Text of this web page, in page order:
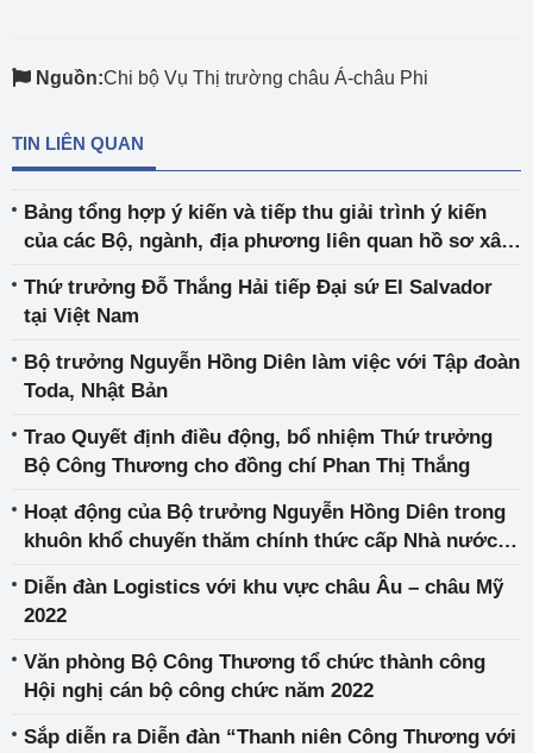
Nguồn:Chi bộ Vụ Thị trường châu Á-châu Phi
TIN LIÊN QUAN
Bảng tổng hợp ý kiến và tiếp thu giải trình ý kiến
của các Bộ, ngành, địa phương liên quan hồ sơ xây
định số 107/2018/NĐ-CP
Thứ trưởng Đỗ Thắng Hải tiếp Đại sứ El Salvador
tại Việt Nam
Bộ trưởng Nguyễn Hồng Diên làm việc với Tập đoàn
Toda, Nhật Bản
Trao Quyết định điều động, bổ nhiệm Thứ trưởng
Bộ Công Thương cho đồng chí Phan Thị Thắng
Hoạt động của Bộ trưởng Nguyễn Hồng Diên trong
khuôn khổ chuyến thăm chính thức cấp Nhà nước
của Thủ tướng Chính phủ Phạm Minh Chính tới Bỉ
Diễn đàn Logistics với khu vực châu Âu – châu Mỹ
2022
Văn phòng Bộ Công Thương tổ chức thành công
Hội nghị cán bộ công chức năm 2022
Sắp diễn ra Diễn đàn “Thanh niên Công Thương với